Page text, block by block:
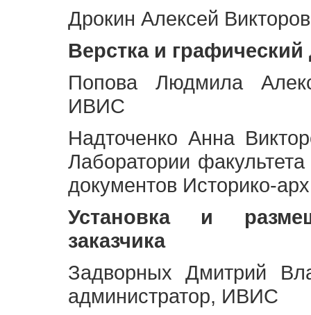
Дрокин Алексей
Верстка и графический
Попова Людмила
ИВИС
Надточенко Анна
Лаборатории
документов Историко-
Установка и
заказчика
Задворных Дмитрий
администратор, ИВИС